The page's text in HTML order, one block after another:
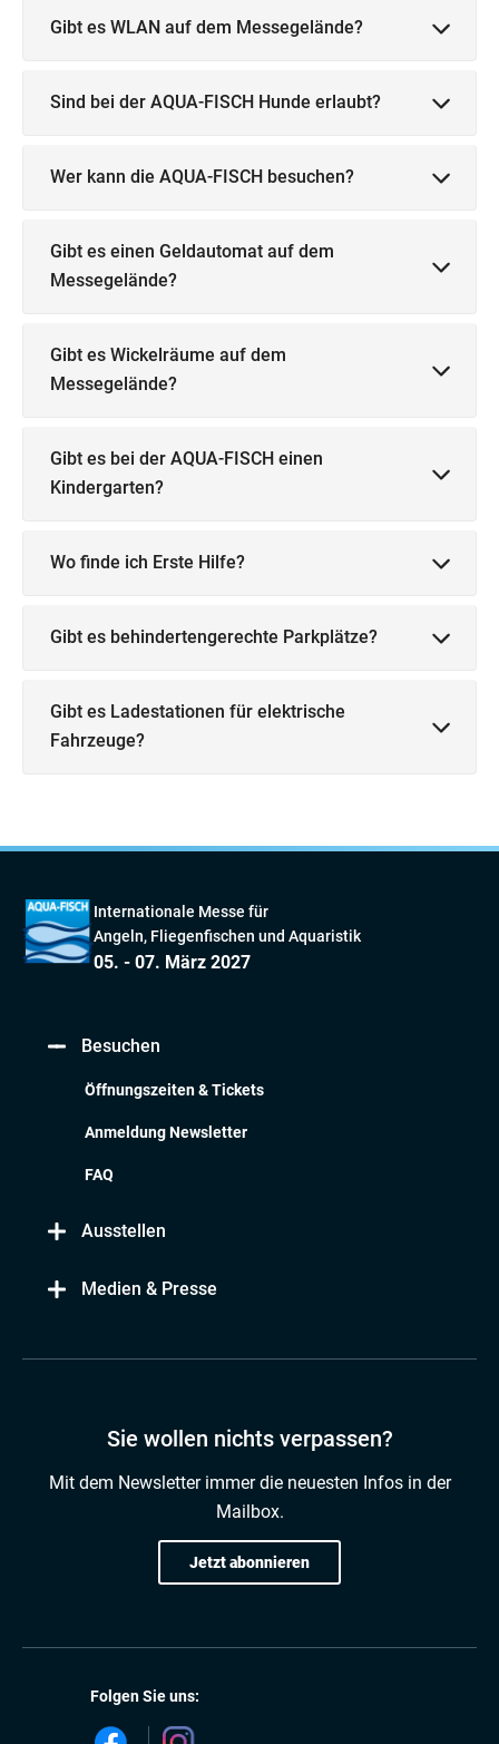
Gibt es WLAN auf dem Messegelände?
Sind bei der AQUA-FISCH Hunde erlaubt?
Wer kann die AQUA-FISCH besuchen?
Gibt es einen Geldautomat auf dem
Messegelände?
Gibt es Wickelräume auf dem
Messegelände?
Gibt es bei der AQUA-FISCH einen
Kindergarten?
Wo finde ich Erste Hilfe?
Gibt es behindertengerechte Parkplätze?
Gibt es Ladestationen für elektrische
Fahrzeuge?
Internationale Messe für
Angeln, Fliegenfischen und Aquaristik
05. - 07. März 2027
Besuchen
Öffnungszeiten & Tickets
Anmeldung Newsletter
FAQ
Ausstellen
Medien & Presse
Sie wollen nichts verpassen?
Mit dem Newsletter immer die neuesten Infos in der
Mailbox.
Jetzt abonnieren
Folgen Sie uns: